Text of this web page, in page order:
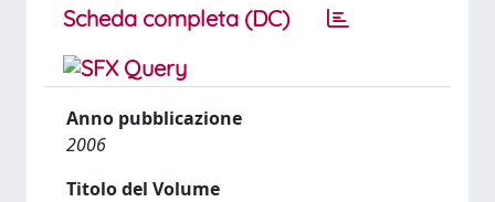
Scheda completa (DC)
Anno pubblicazione
2006
Titolo del Volume